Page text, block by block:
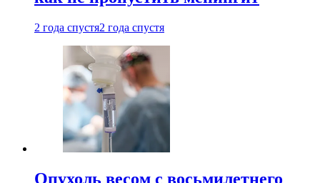
2 года спустя2 года спустя
Опухоль весом с восьмилетнего